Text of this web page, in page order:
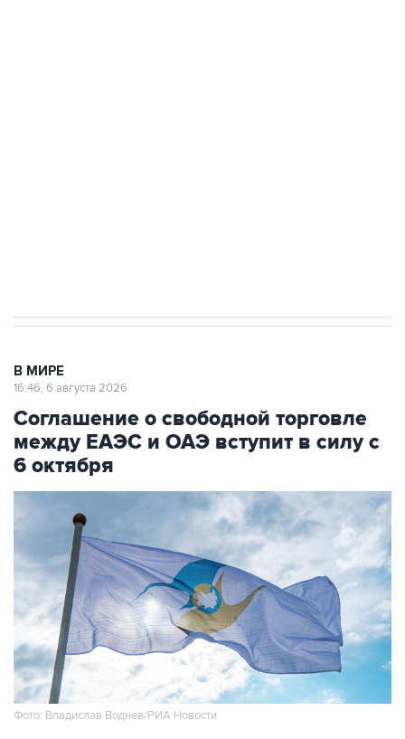
В МИРЕ
16:46, 6 августа 2026
Соглашение о свободной торговле
между ЕАЭС и ОАЭ вступит в силу с
6 октября
Фото: Владислав Воднев/РИА Новости